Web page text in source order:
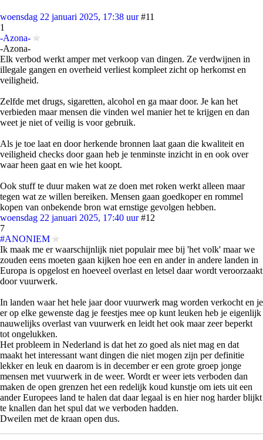
woensdag 22 januari 2025, 17:38 uur #11
1
-Azona-
-Azona-
Elk verbod werkt amper met verkoop van dingen. Ze verdwijnen in
illegale gangen en overheid verliest kompleet zicht op herkomst en
veiligheid.
Zelfde met drugs, sigaretten, alcohol en ga maar door. Je kan het
verbieden maar mensen die vinden wel manier het te krijgen en dan
weet je niet of veilig is voor gebruik.
Als je toe laat en door herkende bronnen laat gaan die kwaliteit en
veiligheid checks door gaan heb je tenminste inzicht in en ook over
waar heen gaat en wie het koopt.
Ook stuff te duur maken wat ze doen met roken werkt alleen maar
tegen wat ze willen bereiken. Mensen gaan goedkoper en rommel
kopen van onbekende bron wat ernstige gevolgen hebben.
woensdag 22 januari 2025, 17:40 uur #12
7
#ANONIEM
Ik maak me er waarschijnlijk niet populair mee bij 'het volk' maar we
zouden eens moeten gaan kijken hoe een en ander in andere landen in
Europa is opgelost en hoeveel overlast en letsel daar wordt veroorzaakt
door vuurwerk.
In landen waar het hele jaar door vuurwerk mag worden verkocht en je
er op elke gewenste dag je feestjes mee op kunt leuken heb je eigenlijk
nauwelijks overlast van vuurwerk en leidt het ook maar zeer beperkt
tot ongelukken.
Het probleem in Nederland is dat het zo goed als niet mag en dat
maakt het interessant want dingen die niet mogen zijn per definitie
lekker en leuk en daarom is in december er een grote groep jonge
mensen met vuurwerk in de weer. Wordt er weer iets verboden dan
maken de open grenzen het een redelijk koud kunstje om iets uit een
ander Europees land te halen dat daar legaal is en hier nog harder blijkt
te knallen dan het spul dat we verboden hadden.
Dweilen met de kraan open dus.